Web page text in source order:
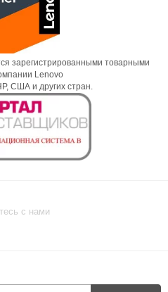
зарегистрированными товарными
Lenovo
США и других стран.
с нами